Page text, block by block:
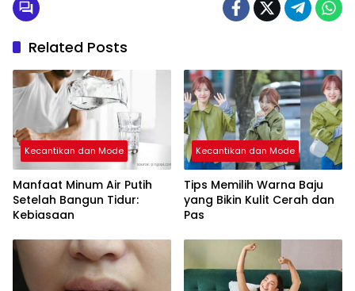
Related Posts
Kecantikan dan Mode
Manfaat Minum Air Putih
Setelah Bangun Tidur:
Kebiasaan
Kecantikan dan Mode
Tips Memilih Warna Baju
yang Bikin Kulit Cerah dan
Pas